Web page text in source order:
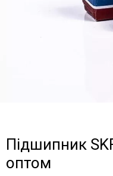
Підшипник
оптом